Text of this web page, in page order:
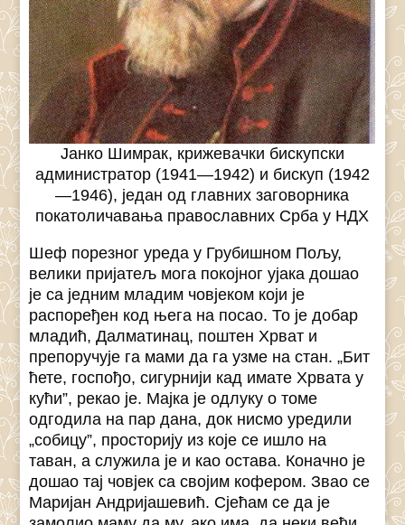
Јанко Шимрак, крижевачки бискупски
администратор (1941—1942) и бискуп (1942
—1946), један од главних заговорника
покатоличавања православних Срба у НДХ
Шеф порезног уреда у Грубишном Пољу,
велики пријатељ мога покојног ујака дошао
је са једним младим човјеком који је
распоређен код њега на посао. То је добар
младић, Далматинац, поштен Хрват и
препоручује га мами да га узме на стан. „Бит
ћете, госпођо, сигурнији кад имате Хрвата у
кући”, рекао је. Мајка је одлуку о томе
одгодила на пар дана, док нисмо уредили
„собицу”, просторију из које се ишло на
таван, а служила је и као остава. Коначно је
дошао тај човјек са својим кофером. Звао се
Маријан Андријашевић. Сјећам се да је